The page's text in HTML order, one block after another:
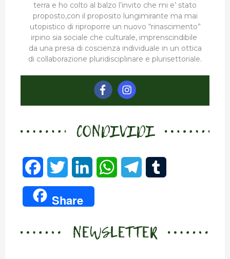
terra e ho colto al balzo l’invito che mi e’ stato
proposto,con il proposito lungimirante ma mai
utopistico di riproporre un nuovo “rinascimento”
irpino sia sociale che culturale, imprenscindibile
da una presa di coscienza individuale in un ottica
di collaborazione pluridisciplinare e plurisettoriale.
CONDIVIDI
a
c
w
i
i
n
k
W
t e b
Share
NEWSLETTER